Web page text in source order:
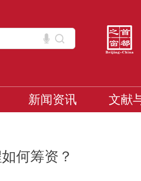
新闻资讯 文献
何筹资？